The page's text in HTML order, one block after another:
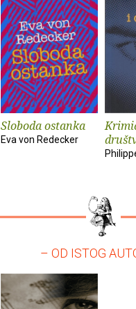
Sloboda ostanka
Eva von Redecker
– OD ISTOG